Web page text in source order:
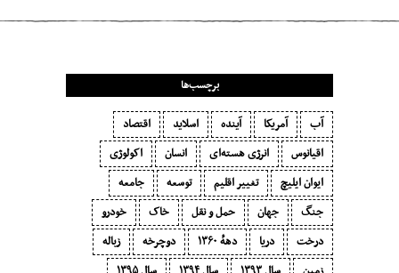
برچسب‌ها
آب آمریکا آینده اسلاید
اقتصاد
اقیانوس
انرژی هسته‌ای انسان
اکولوژی
ایوان ایلیچ
تغییر اقلیم توسعه
جامعه
جنگ
جهان حمل و نقل خاک
خودرو
درخت
دریا دههٔ ۱‍۳۶۰ دوچرخه
زباله